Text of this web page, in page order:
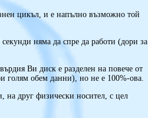
цикъл, и е напълно възможно той
няма да спре да работи (дори за
Ви диск е разделен на повече от
голям обем данни), но не е 100%-ова.
на друг физически носител, с цел